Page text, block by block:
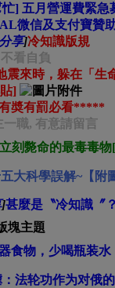
] 五月營運費緊急
微信及支付寶贊
享]冷知識版規
不看自負
震來時，躲在「生
]
奬有罰必看*****
一職, 有意請留言
刻斃命的最毒毒物
大科學誤解~【附
]甚麼是〝冷知識〞
塊主題
食物，少喝瓶装水
法轮功作为对俄